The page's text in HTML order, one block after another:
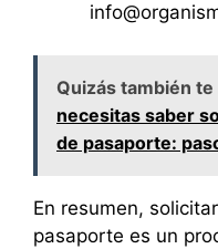
Quizás también
necesitas saber
de pasaporte:
En resumen,
pasaporte es un